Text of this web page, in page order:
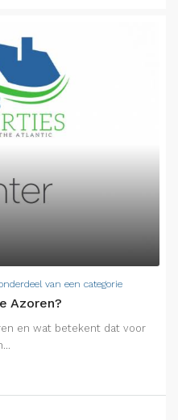
van een categorie
Azoren?
en wat betekent dat voor